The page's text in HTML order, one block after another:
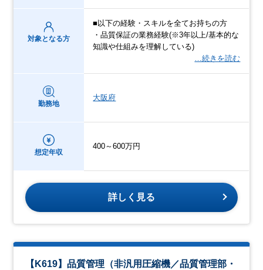
対象となる方
■以下の経験・スキルを全てお持ちの方
・品質保証の業務経験(※3年以上/基本的な
知識や仕組みを理解している)
…続きを読む
勤務地
大阪府
想定年収
400～600万円
詳しく見る
【K619】品質管理（非汎用圧縮機／品質管理部・